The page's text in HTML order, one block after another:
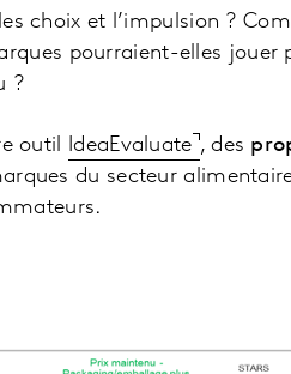
choix et l’impulsion ?
pourraient-elles jouer
?
outil IdeaEvaluate , des
du secteur